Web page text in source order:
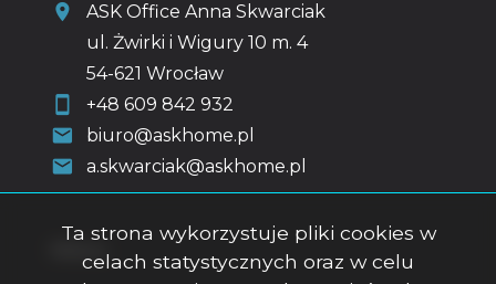
ASK Office Anna Skwarciak
ul. Żwirki i Wigury 10 m. 4
54-621 Wrocław
+48 609 842 932
biuro@askhome.pl
a.skwarciak@askhome.pl
Ta strona wykorzystuje pliki cookies w
celach statystycznych oraz w celu